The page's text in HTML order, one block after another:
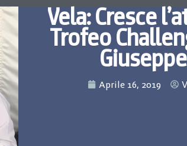
Vela: Cresce
Trofeo
Aprile 16, 2019